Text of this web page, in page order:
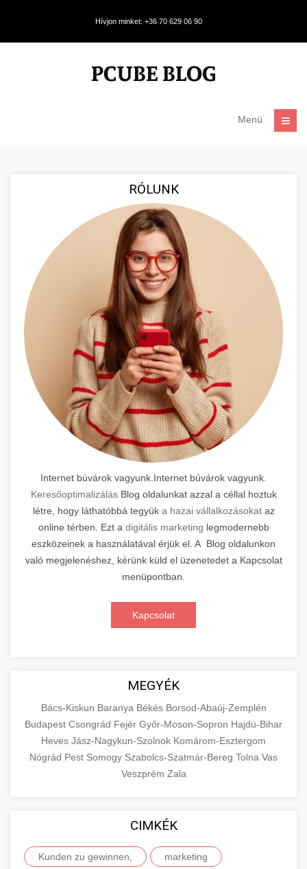
Hívjon minket: +36 70 629 06 90
Menü
RÓLUNK
Internet búvárok vagyunk.Internet búvárok vagyunk.
KeresőoptimalizálásBlog oldalunkat azzal a céllal hoztuk
létre, hogy láthatóbbá tegyük a hazai vállalkozásokataz
online térben. Ezt a digitális marketing legmodernebb
eszközeinek a használatával érjük el. A Blog oldalunkon
való megjelenéshez, kérünk küld el üzenetedet a Kapcsolat
menüpontban.
Kapcsolat
MEGYÉK
Bács-Kiskun Baranya Békés Borsod-Abaúj-Zemplén
Budapest Csongrád Fejér Győr-Moson-Sopron Hajdú-Bihar
Heves Jász-Nagykun-Szolnok Komárom-Esztergom
Nógrád Pest Somogy Szabolcs-Szatmár-Bereg Tolna Vas
Veszprém Zala
CIMKÉK
Kunden zu gewinnen, marketing